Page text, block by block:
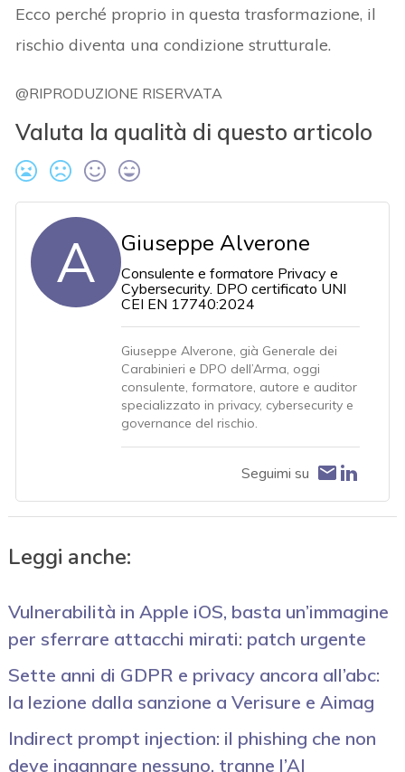
Ecco perché proprio in questa trasformazione, il
rischio diventa una condizione strutturale.
@RIPRODUZIONE RISERVATA
Valuta la qualità di questo articolo
A Giuseppe Alverone
Consulente e formatore Privacy e
Cybersecurity. DPO certificato UNI
CEI EN 17740:2024
Giuseppe Alverone, già Generale dei
Carabinieri e DPO dell’Arma, oggi
consulente, formatore, autore e auditor
specializzato in privacy, cybersecurity e
governance del rischio.
Seguimi su
Leggi anche:
Vulnerabilità in Apple iOS, basta un’immagine
per sferrare attacchi mirati: patch urgente
Sette anni di GDPR e privacy ancora all’abc:
la lezione dalla sanzione a Verisure e Aimag
Indirect prompt injection: il phishing che non
deve ingannare nessuno, tranne l’AI